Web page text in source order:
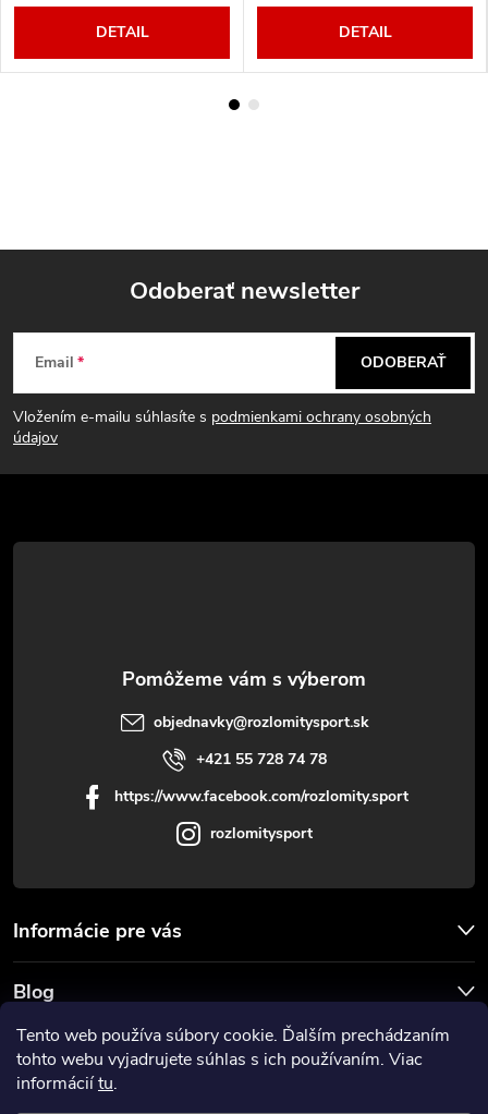
Tento web používa súbory cookie. Ďalším prechádzaním
tohto webu vyjadrujete súhlas s ich používaním. Viac
informáciítu.
DETAIL DETAIL
Z
á
p
t
Odoberať newsletter
Email
Vložením e-mailu súhlasíte s podmienkami ochrany osobných
údajov
ODOBERAŤ
objednavky@rozlomitysport.sk
+421 55 728 74 78
https://www.facebook.com/rozlomity.sport
rozlomitysport
Informácie pre vás
Blog
Prijímame online platby